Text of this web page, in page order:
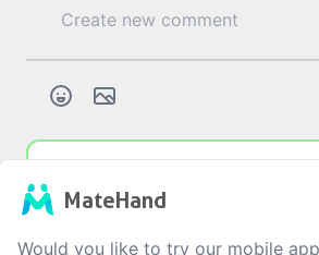
Alerji
MateHand
Would you like to try our mobile